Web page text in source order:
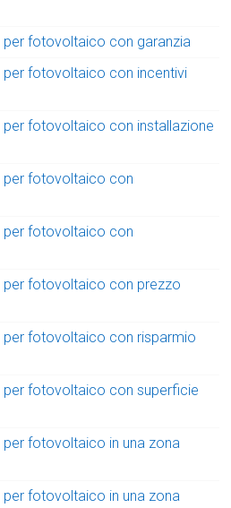
fotovoltaico con garanzia
fotovoltaico con incentivi
fotovoltaico con installazione
fotovoltaico con
fotovoltaico con
fotovoltaico con prezzo
fotovoltaico con risparmio
fotovoltaico con superficie
fotovoltaico in una zona
fotovoltaico in una zona